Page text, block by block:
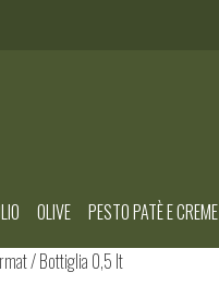
OLIVE PESTO PATÈ E CREME
/ Bottiglia 0,5 lt